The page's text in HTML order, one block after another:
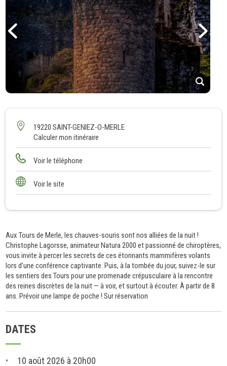
19220 SAINT-GENIEZ-O-MERLE
Calculer mon itinéraire
Voir le téléphone
Voir le site
Aux Tours de Merle, les chauves-souris sont nos alliées de la nuit !
Christophe Lagorsse, animateur Natura 2000 et passionné de chiroptères,
vous invite à percer les secrets de ces étonnants mammifères volants
lors d’une conférence captivante. Puis, à la tombée du jour, suivez-le sur
les sentiers des Tours pour une promenade crépusculaire à la rencontre
des reines discrètes de la nuit — à voir, et surtout à écouter. À partir de 8
ans. Prévoir une lampe de poche ! Sur réservation
DATES
10 août 2026 à 20h00